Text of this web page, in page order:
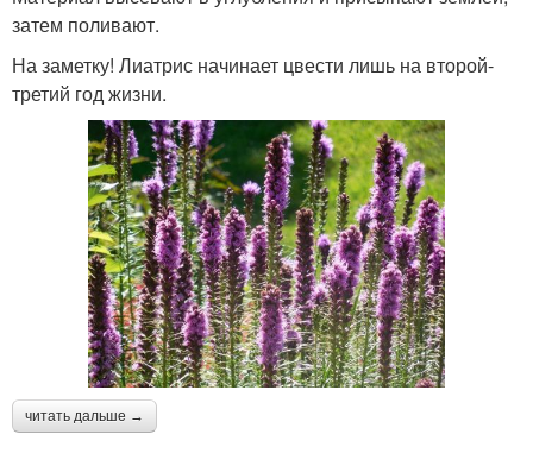
затем поливают.
На заметку! Лиатрис начинает цвести лишь на второй-
третий год жизни.
читать дальше →